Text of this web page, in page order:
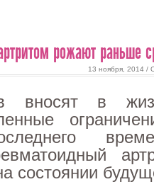
рожают раньше
13 ноября, 2014 /
вносят в
состоянии